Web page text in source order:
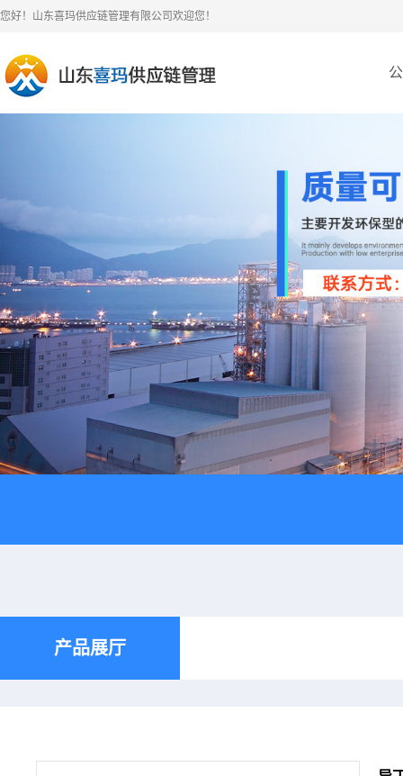
您好！山东喜玛供应链管理有限公司欢迎您！
产品展厅